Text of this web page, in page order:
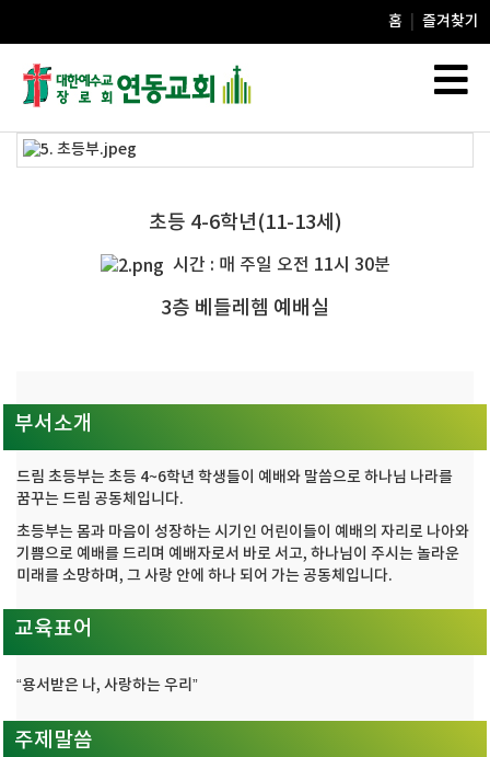
홈 즐겨찾기
초등 4-6학년(11-13세)
시간 : 매 주일 오전 11시 30분
3층 베들레헴 예배실
부서소개
드림 초등부는 초등 4~6학년 학생들이 예배와 말씀으로 하나님 나라를
꿈꾸는 드림 공동체입니다.
초등부는 몸과 마음이 성장하는 시기인 어린이들이 예배의 자리로 나아와
기쁨으로 예배를 드리며 예배자로서 바로 서고, 하나님이 주시는 놀라운
미래를 소망하며, 그 사랑 안에 하나 되어 가는 공동체입니다.
교육표어
“용서받은 나, 사랑하는 우리”
주제말씀